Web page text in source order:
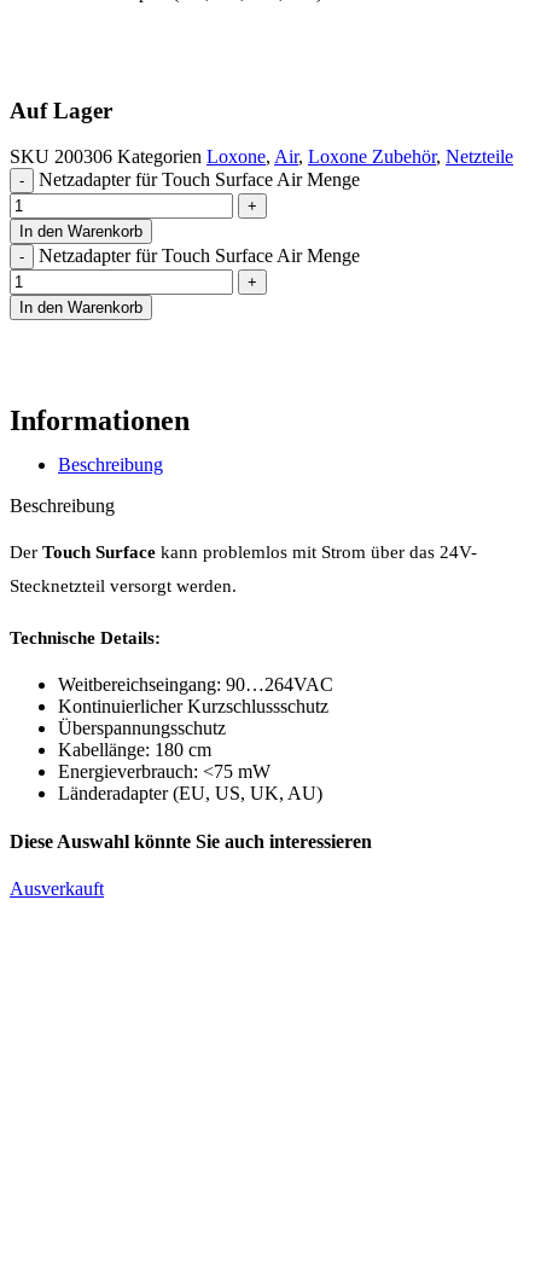
Auf Lager
SKU 200306 Kategorien Loxone, Air, Loxone Zubehör, Netzteile
Netzadapter für Touch Surface Air Menge
In den Warenkorb
Netzadapter für Touch Surface Air Menge
In den Warenkorb
Informationen
Beschreibung
Beschreibung
Der Touch Surface kann problemlos mit Strom über das 24V-
Stecknetzteil versorgt werden.
Technische Details:
Weitbereichseingang: 90…264VAC
Kontinuierlicher Kurzschlussschutz
Überspannungsschutz
Kabellänge: 180 cm
Energieverbrauch: <75 mW
Länderadapter (EU, US, UK, AU)
Diese Auswahl könnte Sie auch interessieren
Ausverkauft